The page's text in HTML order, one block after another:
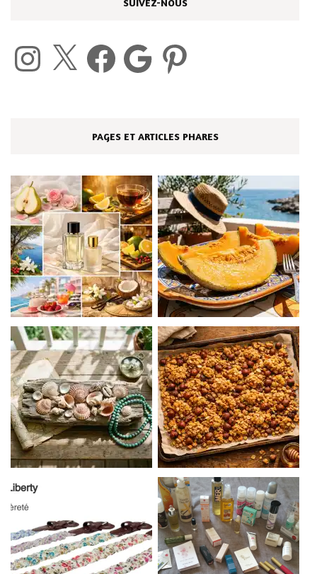
SUIVEZ-NOUS
Instagram Facebook Google Pinterest
PAGES ET ARTICLES PHARES